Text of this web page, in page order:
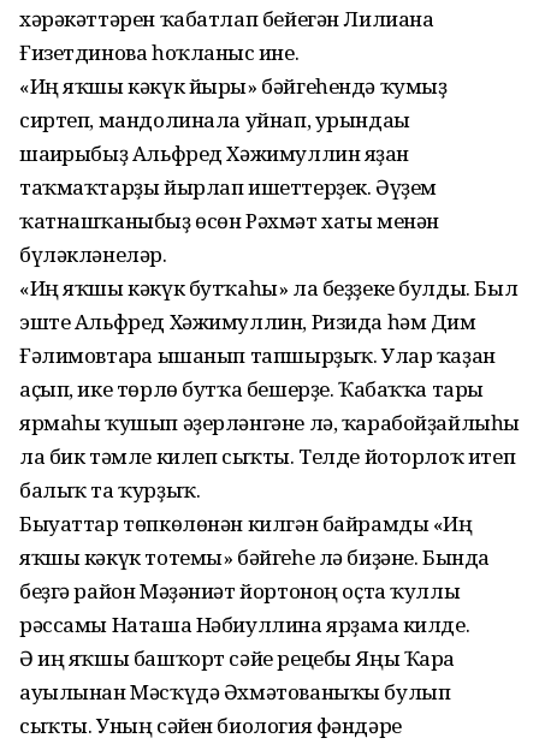
хәрәкәттәрен ҡабатлап бейегән Лилиана
Ғизетдинова һоҡланғыс ине.
«Иң яҡшы кәкүк йыры» бәйгеһендә ҡумыҙ
сиртеп, мандолинала уйнап, урындағы
шағирыбыҙ Альфред Хәжимуллин яҙған
таҡмаҡтарҙы йырлап ишеттерҙек. Әүҙем
ҡатнашҡаныбыҙ өсөн Рәхмәт хаты менән
бүләкләнеләр.
«Иң яҡшы кәкүк бутҡаһы» ла беҙҙеке булды. Был
эште Альфред Хәжимуллин, Ризида һәм Дим
Ғәлимовтарға ышанып тапшырҙыҡ. Улар ҡаҙан
аҫып, ике төрлө бутҡа бешерҙе. Ҡабаҡҡа тары
ярмаһы ҡушып әҙерләнгәне лә, ҡарабойҙайлыһы
ла бик тәмле килеп сыҡты. Телде йоторлоҡ итеп
балыҡ та ҡурҙыҡ.
Быуаттар төпкөлөнән килгән байрамды «Иң
яҡшы кәкүк тотемы» бәйгеһе лә биҙәне. Бында
беҙгә район Мәҙәниәт йортоноң оҫта ҡуллы
рәссамы Наташа Нәбиуллина ярҙамға килде.
Ә иң яҡшы башҡорт сәйе рецебы Яңы Ҡара
ауылынан Мәсҡүдә Әхмәтованыҡы булып
сыҡты. Уның сәйен биология фәндәре